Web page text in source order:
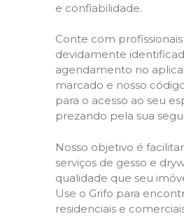
e confiabilidade.
Conte com
devidamente
agendamento no
marcado e nosso
para o acesso ao seu
prezando pela sua
Nosso objetivo é
serviços de gesso e
qualidade que seu
Use o Grifo para
residenciais e